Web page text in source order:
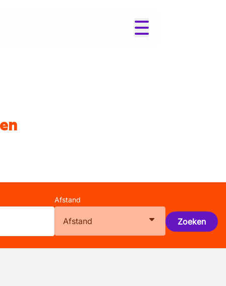
Afstand
Afstand Zoeken